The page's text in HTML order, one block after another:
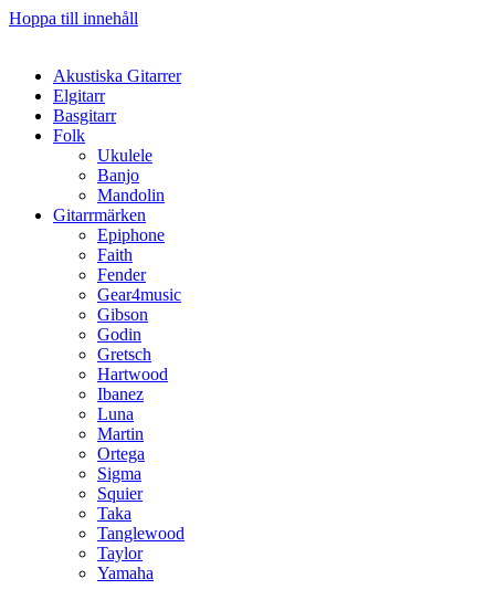
Hoppa till innehåll
Akustiska Gitarrer
Elgitarr
Basgitarr
Folk
Ukulele
Banjo
Mandolin
Gitarrmärken
Epiphone
Faith
Fender
Gear4music
Gibson
Godin
Gretsch
Hartwood
Ibanez
Luna
Martin
Ortega
Sigma
Squier
Taka
Tanglewood
Taylor
Yamaha